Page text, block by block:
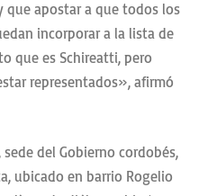
que apostar a que todos los
incorporar a la lista de
que es Schireatti, pero
representados», afirmó
del Gobierno cordobés,
ubicado en barrio Rogelio